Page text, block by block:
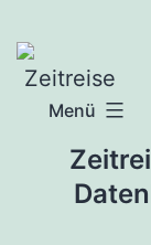
Inhalt
springen
Menü